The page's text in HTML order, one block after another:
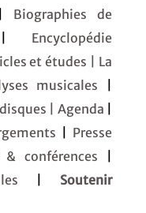
Biographies de
Encyclopédie
et études | La
musicales
| Agenda
Presse
& conférences
Soutenir